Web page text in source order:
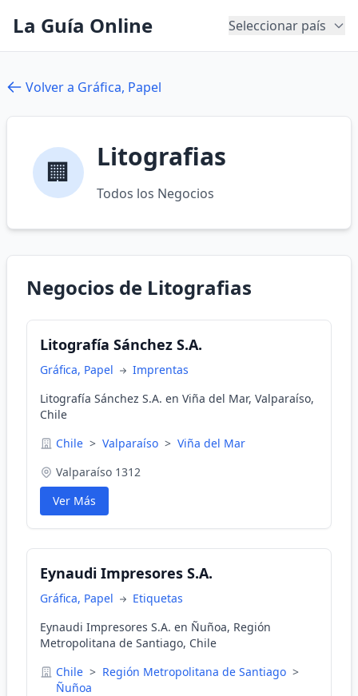
La Guía Online Seleccionar país
Volver a Gráfica, Papel
🏢 Litografias
Todos los Negocios
Negocios de Litografias
Litografía Sánchez S.A.
Gráfica, Papel
Imprentas
Litografía Sánchez S.A. en Viña del Mar, Valparaíso,
Chile
Chile > Valparaíso > Viña del Mar
Valparaíso 1312
Ver Más
Eynaudi Impresores S.A.
Gráfica, Papel
Etiquetas
Eynaudi Impresores S.A. en Ñuñoa, Región
Metropolitana de Santiago, Chile
Chile > Región Metropolitana de Santiago >
Ñuñoa